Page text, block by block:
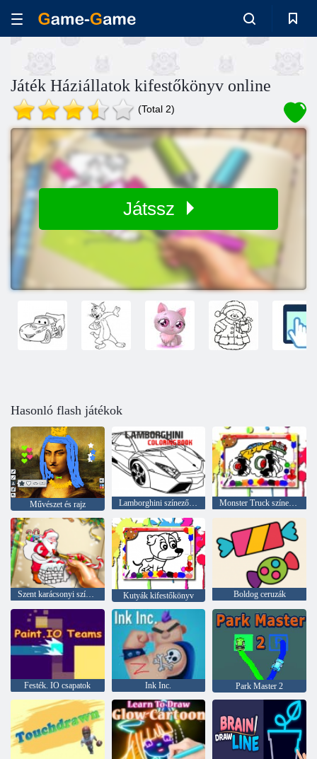
Játék Háziállatok kifestőkönyv online
(Total 2)
Játssz
Hasonló flash játékok
Művészet és rajz Lamborghini színező könyv Monster Truck színező könyv
Szent karácsonyi színezés Kutyák kifestőkönyv Boldog ceruzák
Festék. IO csapatok Ink Inc. Park Master 2